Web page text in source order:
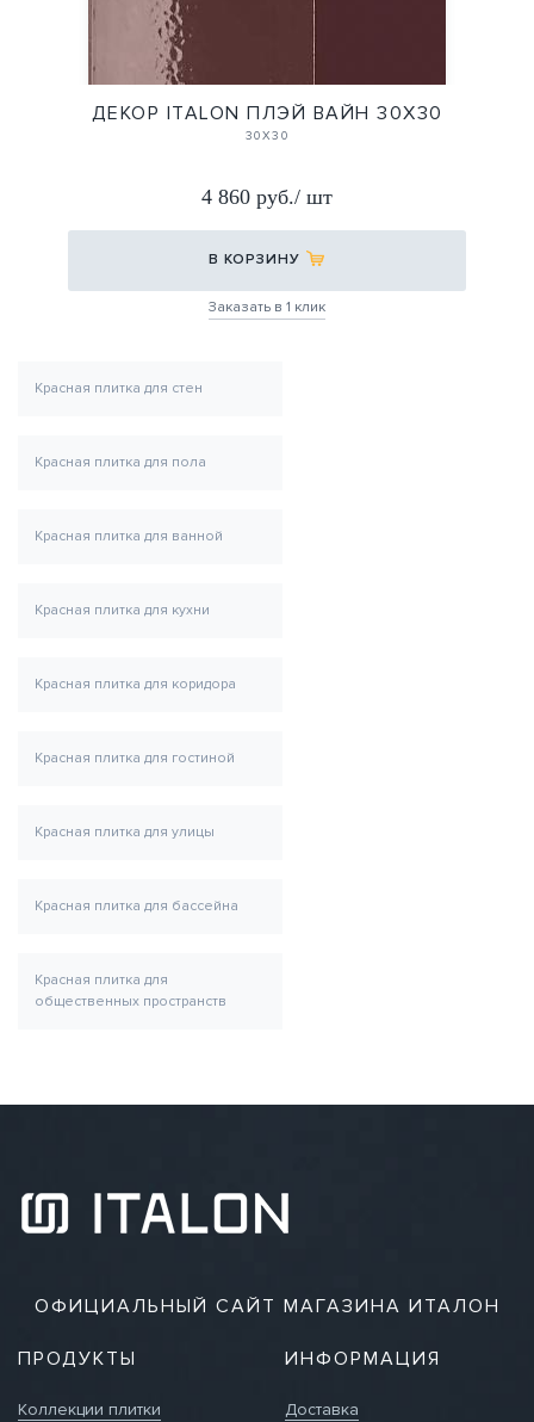
ДЕКОР ITALON ПЛЭЙ ВАЙН 30Х30
30X30
4 860 руб./ шт
В КОРЗИНУ
Заказать в 1 клик
Красная плитка для стен
Красная плитка для пола
Красная плитка для ванной
Красная плитка для кухни
Красная плитка для коридора
Красная плитка для гостиной
Красная плитка для улицы
Красная плитка для бассейна
Красная плитка для
общественных пространств
ОФИЦИАЛЬНЫЙ САЙТ МАГАЗИНА ИТАЛОН
ИНФОРМАЦИЯ
Доставка
ПРОДУКТЫ
Коллекции плитки